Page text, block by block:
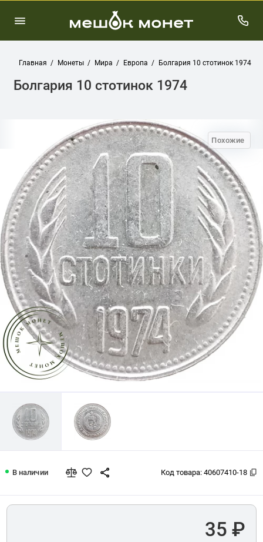
Главная Монеты Мира Европа Болгария 10 стотинок 1974
Болгария 10 стотинок 1974
Похожие
В наличии Код товара: 40607410-18
35 ₽